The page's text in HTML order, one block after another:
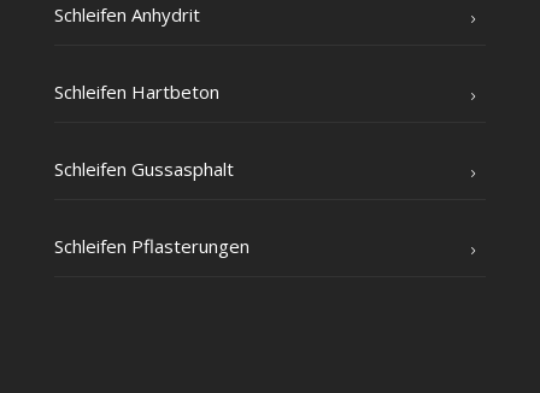
Schlei­fen Anhydrit
Schlei­fen Hartbeton
Schlei­fen Gussasphalt
Schlei­fen Pflasterungen